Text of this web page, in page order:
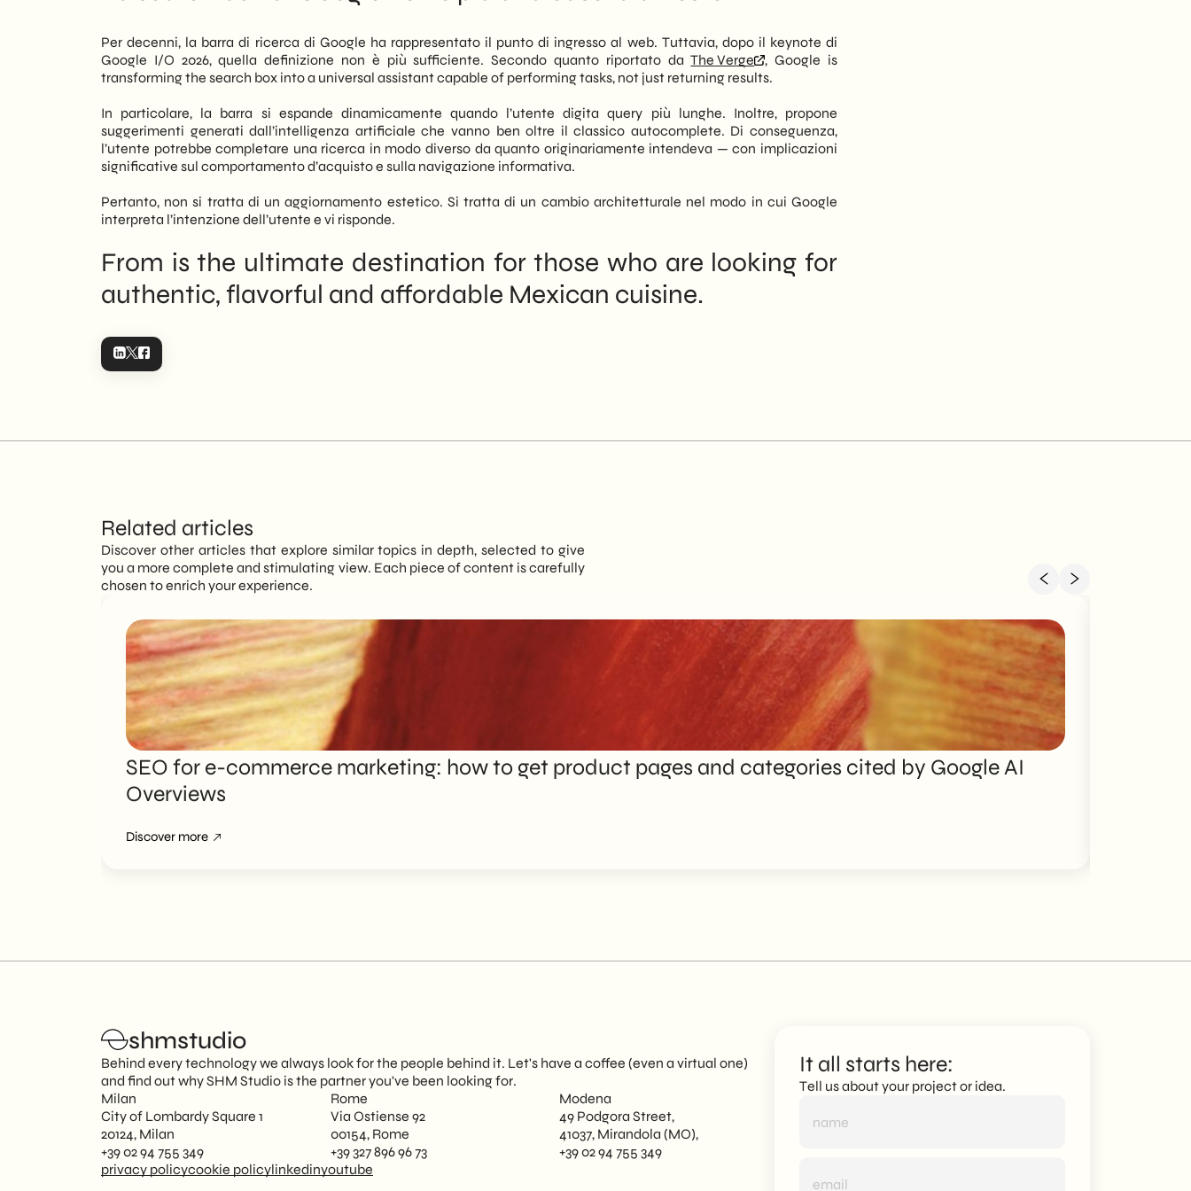
un’attività online. In sintesi, Google non vuole più rispondere alle domande: vuole completare i compiti
al posto dell’utente.
Tuttavia, questo cambiamento non è neutro per le PMI italiane B2B. Di conseguenza, chi ha investito
in SEO tradizionale — basata su query testuali e snippet organici — si trova di fronte a un cambio di
paradigma rilevante. Pertanto, è necessario comprendere come funzionerà il nuovo sistema, quali
opportunità offre e quali rischi porta con sé. Noi di SHM Studio monitoriamo queste evoluzioni con
attenzione, per tradurle in indicazioni operative concrete per i nostri clienti.
Infine, vale la pena sottolineare che il cambiamento è già in corso. Non si tratta di una proiezione a
lungo termine, ma di feature in fase di rilascio progressivo. Quindi, agire con anticipo — aggiornando la
strategia SEO e i contenuti digitali — rappresenta oggi un vantaggio competitivo reale per qualsiasi
Per decenni, la barra di ricerca di Google ha rappresentato il punto di ingresso al web. Tuttavia, dopo il keynote di
Google I/O 2026, quella definizione non è più sufficiente. Secondo quanto riportato daThe Verge
, Google is
transforming the search box into a universal assistant capable of performing tasks, not just returning results.
In particolare, la barra si espande dinamicamente quando l’utente digita query più lunghe. Inoltre, propone
suggerimenti generati dall’intelligenza artificiale che vanno ben oltre il classico autocomplete. Di conseguenza,
l’utente potrebbe completare una ricerca in modo diverso da quanto originariamente intendeva — con implicazioni
significative sul comportamento d’acquisto e sulla navigazione informativa.
Pertanto, non si tratta di un aggiornamento estetico. Si tratta di un cambio architetturale nel modo in cui Google
interpreta l’intenzione dell’utente e vi risponde.
From is the ultimate destination for those who are looking for
authentic, flavorful and affordable Mexican cuisine.
Related articles
Discover other articles that explore similar topics in depth, selected to give
you a more complete and stimulating view. Each piece of content is carefully
chosen to enrich your experience.
SEO for e-commerce marketing: how to get product pages and categories cited by Google AI
Overviews
Discover more
shmstudio
Behind every technology we always look for the people behind it. Let's have a coffee (even a virtual one)
and find out why SHM Studio is the partner you've been looking for.
Milan
City of Lombardy Square 1
20124, Milan
+39 02 94 755 349
Rome
Via Ostiense 92
00154, Rome
+39 327 896 96 73
Modena
49 Podgora Street,
41037, Mirandola (MO),
+39 02 94 755 349
privacy policycookie policylinkedinyoutube
It all starts here:
Tell us about your project or idea.